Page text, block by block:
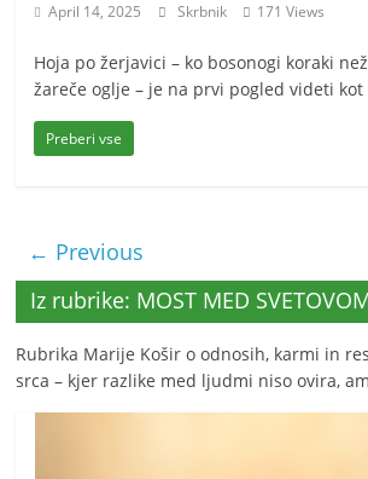
April 14, 2025 Skrbnik 171 Views
Hoja po žerjavici – ko bosonogi koraki
žareče oglje – je na prvi pogled videti kot
Preberi vse
← Previous
Iz rubrike: MOST MED
Rubrika Marije Košir o odnosih, karmi in
srca – kjer razlike med ljudmi niso ovira,